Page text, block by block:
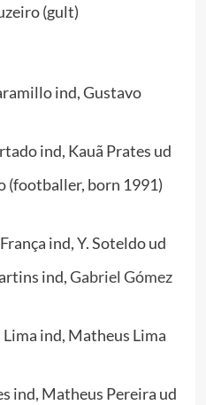
(gult)
ind, Gustavo
ind, Kauã Prates ud
(footballer, born 1991)
ind, Y. Soteldo ud
ind,Gabriel Gómez
ind, Matheus Lima
ind, Matheus Pereira ud